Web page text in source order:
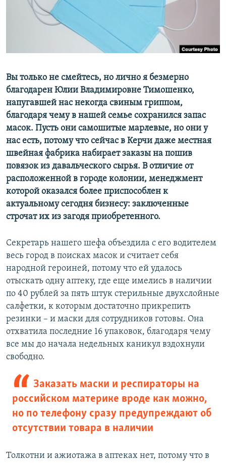
ПОБЕДИТЕЛЕЙ НЕ СУДЯТ?
КРЫМ.НЕПОКОРЕННЫЙ
ПРИСОЕДИНЯЙТЕСЬ!
Все сайты RFE/RL
Вы только не смейтесь, но лично я безмерно
благодарен Юлии Владимировне Тимошенко,
напугавшей нас некогда свиным гриппом,
благодаря чему в нашей семье сохранился запас
масок. Пусть они самошитые марлевые, но они у
нас есть, потому что сейчас в Керчи даже местная
швейная фабрика набирает заказы на пошив
повязок из давальческого сырья. В отличие от
расположенной в городе колонии, менеджмент
которой оказался более приспособлен к
актуальному сегодня бизнесу: заключенные
строчат их из загодя приобретенного.
Секретарь нашего шефа объездила с его водителем
весь город в поисках масок и считает себя
народной героиней, потому что ей удалось
отыскать одну аптеку, где еще имелись в наличии
по 40 рублей за пять штук стерильные двухслойные
салфетки, к которым достаточно прикрепить
резинки – и маски для сотрудников готовы. Она
отхватила последние 16 упаковок, благодаря чему
все мы до начала недельных каникул вздохнули
свободно.
Заказать маски и респираторы на
российском материке вроде как можно,
но по телефону сразу предупреждают об
отсутствии товара в наличии
Толкотни и ажиотажа в аптеках нет, потому что в